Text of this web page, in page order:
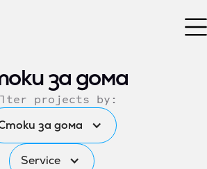
за дома
projects by:
за дома
Service